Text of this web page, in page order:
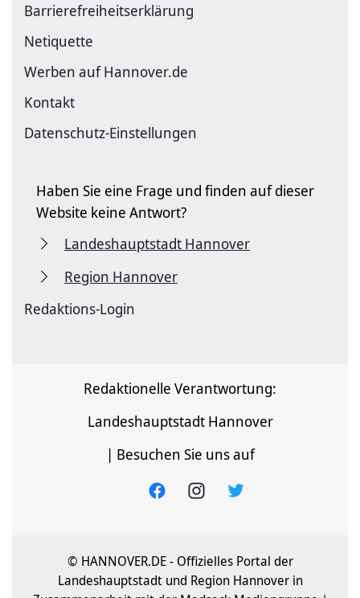
Barriere­freiheits­erklärung
Netiquette
Werben auf Hannover.de
Kontakt
Datenschutz-Einstellungen
Haben Sie eine Frage und finden auf dieser
Website keine Antwort?
Landeshauptstadt Hannover
Region Hannover
Redaktions-Login
Redaktionelle Verantwortung:
Landeshauptstadt Hannover
| Besuchen Sie uns auf
© HANNOVER.DE - Offizielles Portal der
Landeshauptstadt und Region Hannover in